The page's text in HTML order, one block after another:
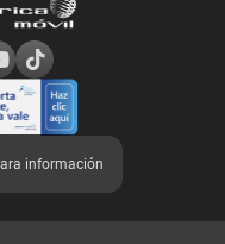
información